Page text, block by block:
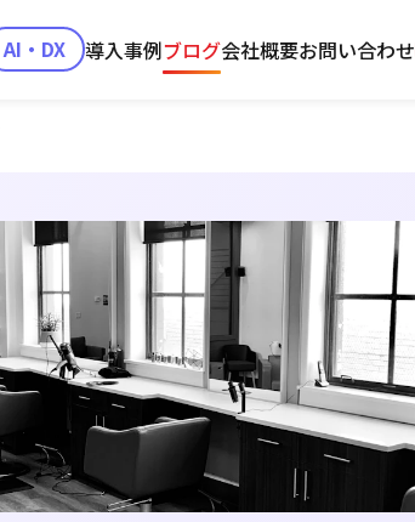
AI・DX 導入事例ブログ会社概要お問い合わせ